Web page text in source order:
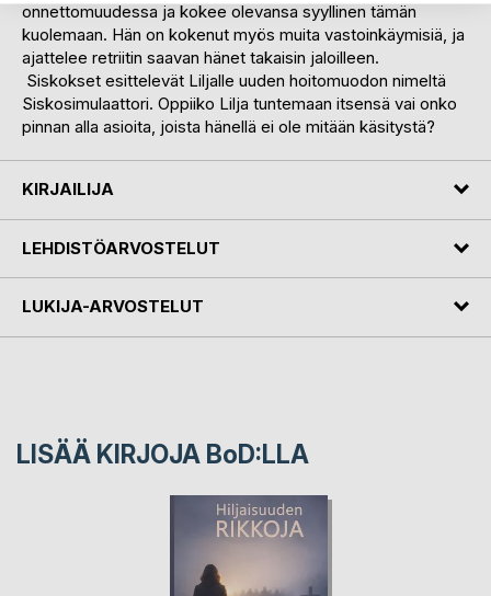
onnettomuudessa ja kokee olevansa syyllinen tämän
kuolemaan. Hän on kokenut myös muita vastoinkäymisiä, ja
ajattelee retriitin saavan hänet takaisin jaloilleen.
Siskokset esittelevät Liljalle uuden hoitomuodon nimeltä
Siskosimulaattori. Oppiiko Lilja tuntemaan itsensä vai onko
pinnan alla asioita, joista hänellä ei ole mitään käsitystä?
KIRJAILIJA
LEHDISTÖARVOSTELUT
LUKIJA-ARVOSTELUT
LISÄÄ KIRJOJA BoD:LLA